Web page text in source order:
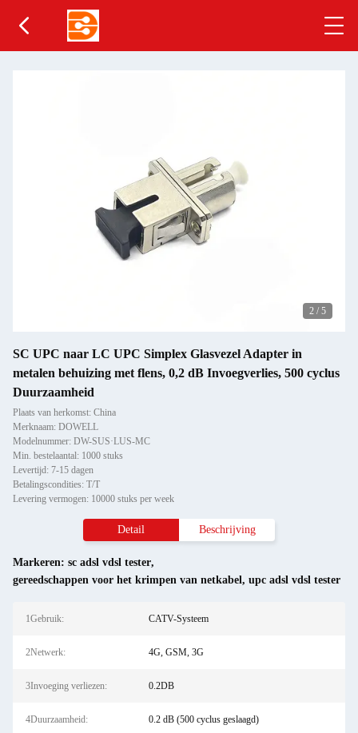
2 / 5
SC UPC naar LC UPC Simplex Glasvezel Adapter in
metalen behuizing met flens, 0,2 dB Invoegverlies, 500 cyclus
Duurzaamheid
Plaats van herkomst: China
Merknaam: DOWELL
Modelnummer: DW-SUS·LUS-MC
Min. bestelaantal: 1000 stuks
Levertijd: 7-15 dagen
Betalingscondities: T/T
Levering vermogen: 10000 stuks per week
Detail Beschrijving
Markeren: sc adsl vdsl tester,
gereedschappen voor het krimpen van netkabel, upc adsl vdsl tester
1Gebruik: CATV-Systeem
2Netwerk: 4G, GSM, 3G
3Invoeging verliezen: 0.2DB
4Duurzaamheid: 0.2 dB (500 cyclus geslaagd)